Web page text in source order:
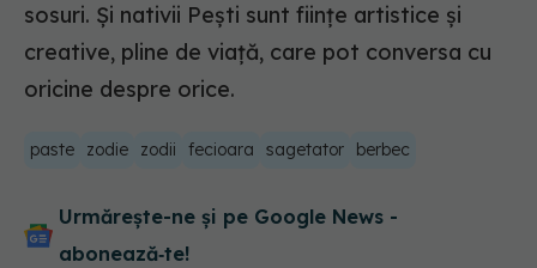
sosuri. Și nativii Pești sunt ființe artistice și
creative, pline de viață, care pot conversa cu
oricine despre orice.
paste zodie zodii fecioara sagetator berbec
Urmărește-ne și pe Google News -
abonează‑te!